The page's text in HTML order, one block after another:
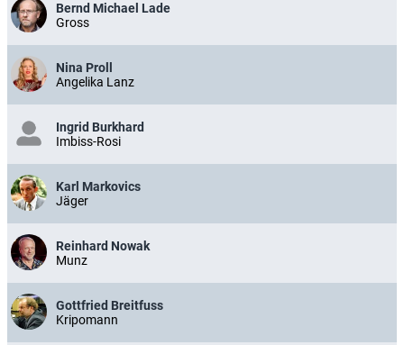
Bernd Michael Lade
Gross
Nina Proll
Angelika Lanz
Ingrid Burkhard
Imbiss-Rosi
Karl Markovics
Jäger
Reinhard Nowak
Munz
Gottfried Breitfuss
Kripomann